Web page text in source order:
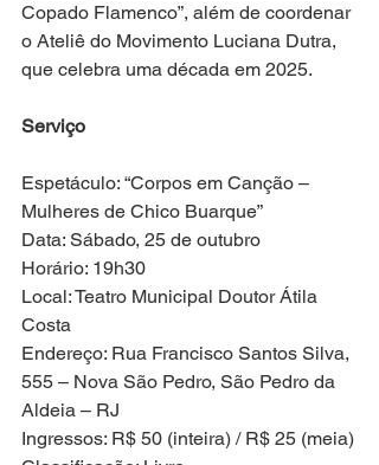
Copado Flamenco”, além de coordenar
o Ateliê do Movimento Luciana Dutra,
que celebra uma década em 2025.
Serviço
Espetáculo: “Corpos em Canção –
Mulheres de Chico Buarque”
Data: Sábado, 25 de outubro
Horário: 19h30
Local: Teatro Municipal Doutor Átila
Costa
Endereço: Rua Francisco Santos Silva,
555 – Nova São Pedro, São Pedro da
Aldeia – RJ
Ingressos: R$ 50 (inteira) / R$ 25 (meia)